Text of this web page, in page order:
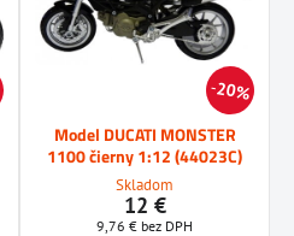
20%
Model DUCATI MONSTER
1100 čierny 1:12 (44023C)
Skladom
12 €
9,76 € bez DPH